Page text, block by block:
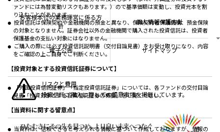
ァンドには為替変動リスクもあります。）ので基準価額は変動し、投資元本を割
り込むことがあります。
投資信託は保険契約や金融機関の預金と異なり、保険契約者保護機構、預金保険
の対象となりません。証券会社以外の金融機関で購入された投資信託は、投資者
保護基金の支払い対象にはなりません。
ご購入の際には必ず投資信託説明書（交付目論見書）をお受け取りになり、内容
をご確認の上ご自身でご判断ください。
【投資対象とする投資信託証券について】
「外国投資信託証券」「指定投資信託証券」については、各ファンドの交付目論
見書「投資対象とする投資信託証券の概要」をご覧ください。
【当資料に関する留意点】
当資料は、信頼できると考えられる情報に基づいて作成しておりますが、情報の
なしシリーズ
確定拠出年金について
NAMシティ
お問い合わせ
よくあるご質問
投資の教室
公式キャラクターのご紹介
お客様本位の業務運営に係る方
針
個人情報保護方針
電子公告 サイトマップ
リスクと費用
投資信託ご購入に際しての留意事項を掲載しています。